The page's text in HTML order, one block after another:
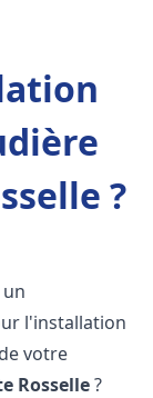
?
l'installation
votre
Rosselle?